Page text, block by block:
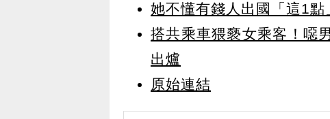
她不懂有錢人出國「這1
搭共乘車猥褻女乘客！噁
出爐
原始連結